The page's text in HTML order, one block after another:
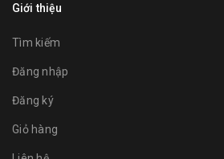
Giới thiệu
Tìm kiếm
Đăng nhập
Đăng ký
Giỏ hàng